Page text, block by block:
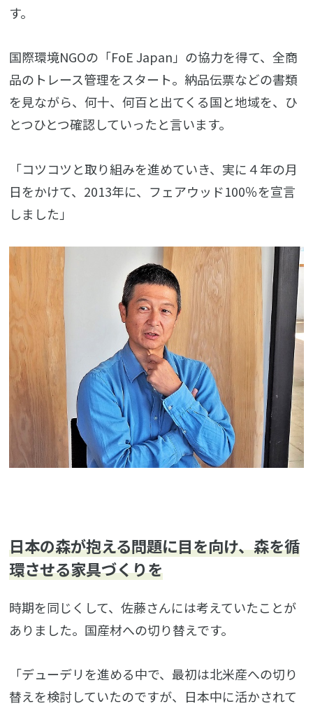
す。
国際環境NGOの「FoE Japan」の協力を得て、全商
品のトレース管理をスタート。納品伝票などの書類
を見ながら、何十、何百と出てくる国と地域を、ひ
とつひとつ確認していったと言います。
「コツコツと取り組みを進めていき、実に４年の月
日をかけて、2013年に、フェアウッド100％を宣言
しました」
日本の森が抱える問題に目を向け、森を循
環させる家具づくりを
時期を同じくして、佐藤さんには考えていたことが
ありました。国産材への切り替えです。
「デューデリを進める中で、最初は北米産への切り
替えを検討していたのですが、日本中に活かされて